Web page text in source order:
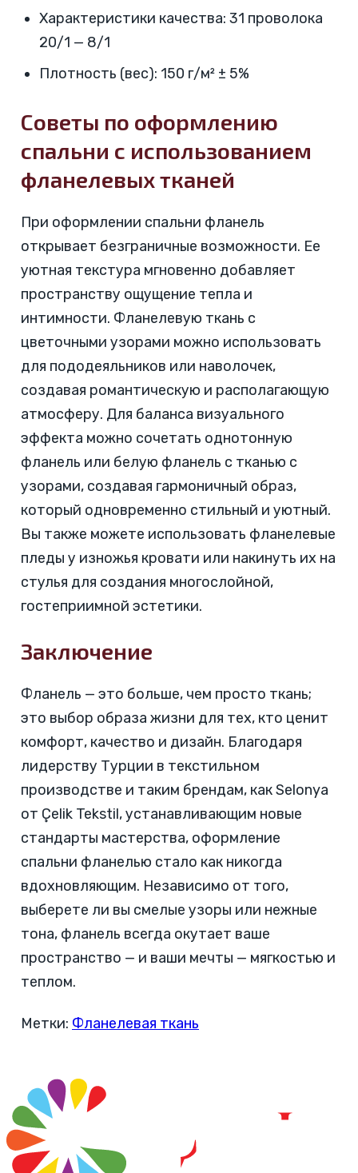
Характеристики качества: 31 проволока
20/1 — 8/1
Плотность (вес): 150 г/м² ± 5%
Советы по оформлению
спальни с использованием
фланелевых тканей
При оформлении спальни фланель
открывает безграничные возможности. Ее
уютная текстура мгновенно добавляет
пространству ощущение тепла и
интимности. Фланелевую ткань с
цветочными узорами можно использовать
для пододеяльников или наволочек,
создавая романтическую и располагающую
атмосферу. Для баланса визуального
эффекта можно сочетать однотонную
фланель или белую фланель с тканью с
узорами, создавая гармоничный образ,
который одновременно стильный и уютный.
Вы также можете использовать фланелевые
пледы у изножья кровати или накинуть их на
стулья для создания многослойной,
гостеприимной эстетики.
Заключение
Фланель — это больше, чем просто ткань;
это выбор образа жизни для тех, кто ценит
комфорт, качество и дизайн. Благодаря
лидерству Турции в текстильном
производстве и таким брендам, как Selonya
от Çelik Tekstil, устанавливающим новые
стандарты мастерства, оформление
спальни фланелью стало как никогда
вдохновляющим. Независимо от того,
выберете ли вы смелые узоры или нежные
тона, фланель всегда окутает ваше
пространство — и ваши мечты — мягкостью и
теплом.
Метки: Фланелевая ткань